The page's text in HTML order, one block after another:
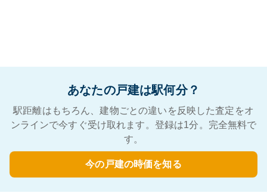
あなたの戸建は駅何分？
駅距離はもちろん、建物ごとの違いを反映した査定をオ
ンラインで今すぐ受け取れます。登録は1分。完全無料で
す。
今の戸建の時価を知る